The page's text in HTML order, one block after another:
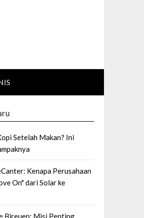
Setelah Makan? Ini
Kenapa Perusahaan
On" dari Solar ke
Bireuen: Misi Penting